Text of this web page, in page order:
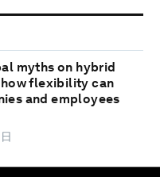
myths on hybrid
flexibility can
and employees